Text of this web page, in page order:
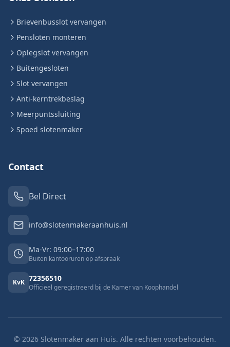
Brievenbusslot vervangen
Pensloten monteren
Oplegslot vervangen
Buitengesloten
Slot vervangen
Anti-kerntrekbeslag
Meerpuntssluiting
Spoed slotenmaker
Contact
Bel Direct
info@slotenmakeraanhuis.nl
Ma-Vr: 09:00–17:00
Buiten kantooruren op afspraak
KvK 72356510
Officieel geregistreerd bij de Kamer van Koophandel
© 2026 Slotenmaker aan Huis. Alle rechten voorbehouden.